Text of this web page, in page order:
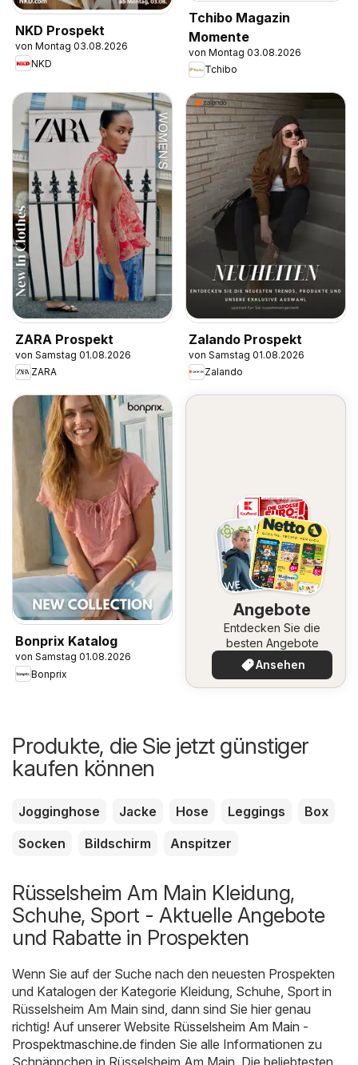
NKD Prospekt
von Montag 03.08.2026
NKD
Tchibo Magazin
Momente
von Montag 03.08.2026
Tchibo
ZARA Prospekt
von Samstag 01.08.2026
ZARA
Zalando Prospekt
von Samstag 01.08.2026
Zalando
Bonprix Katalog
von Samstag 01.08.2026
Bonprix
Angebote
Entdecken Sie die
besten Angebote
Ansehen
Produkte, die Sie jetzt günstiger
kaufen können
Jogginghose Jacke Hose Leggings
Box
Socken
Bildschirm Anspitzer
Rüsselsheim Am Main Kleidung,
Schuhe, Sport - Aktuelle Angebote
und Rabatte in Prospekten
Wenn Sie auf der Suche nach den neuesten Prospekten
und Katalogen der Kategorie Kleidung, Schuhe, Sport in
Rüsselsheim Am Main sind, dann sind Sie hier genau
richtig! Auf unserer Website Rüsselsheim Am Main -
Prospektmaschine.de finden Sie alle Informationen zu